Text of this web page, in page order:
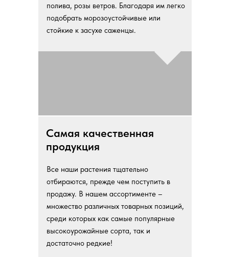
полива, розы ветров. Благодаря им легко
подобрать морозоустойчивые или
стойкие к засухе саженцы.
Все наши растения тщательно
отбираются, прежде чем поступить в
продажу. В нашем ассортименте –
множество различных товарных позиций,
среди которых как самые популярные
высокоурожайные сорта, так и
достаточно редкие!
Самая качественная
продукция